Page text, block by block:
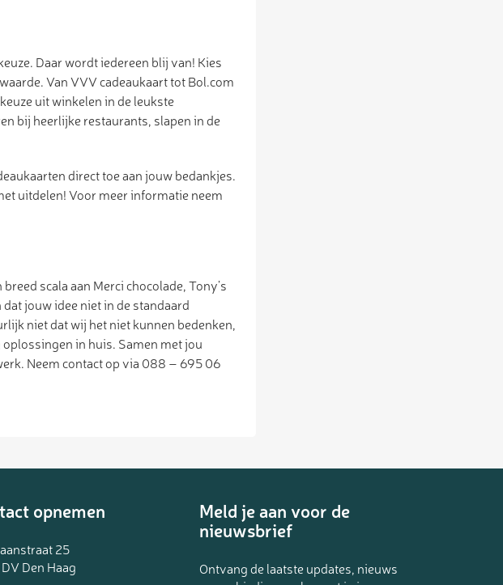
Daar wordt iedereen blij van! Kies
Van VVV cadeaukaart tot Bol.com
uit winkelen in de leukste
bij heerlijke restaurants, slapen in de
direct toe aan jouw bedankjes.
uitdelen! Voor meer informatie neem
scala aan Merci chocolade, Tony’s
jouw idee niet in de standaard
niet dat wij het niet kunnen bedenken,
in huis. Samen met jou
Neem contact op via 088 – 695 06
opnemen
25
Den Haag
Meld je aan voor de
nieuwsbrief
Ontvang de laatste updates, nieuws